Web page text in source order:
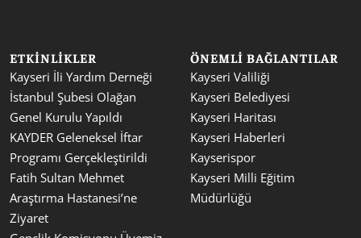
ETKINLIKLER
Kayseri İli Yardım Derneği
İstanbul Şubesi Olağan
Genel Kurulu Yapıldı
KAYDER Geleneksel İftar
Programı Gerçekleştirildi
Fatih Sultan Mehmet
Araştırma Hastanesi’ne
Ziyaret
ÖNEMLI BAĞLANTILAR
Kayseri Valiliği
Kayseri Belediyesi
Kayseri Haritası
Kayseri Haberleri
Kayserispor
Kayseri Milli Eğitim
Müdürlüğü